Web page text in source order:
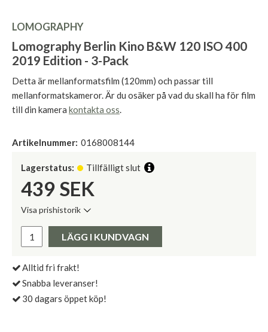
LOMOGRAPHY
Lomography Berlin Kino B&W 120 ISO 400
2019 Edition - 3-Pack
Detta är mellanformatsfilm (120mm) och passar till
mellanformatskameror. Är du osäker på vad du skall ha för film
till din kamera kontakta oss.
Artikelnummer: 0168008144
Lagerstatus: Tillfälligt slut
439 SEK
Visa prishistorik
Pris:
LÄGG I KUNDVAGN
Alltid fri frakt!
Snabba leveranser!
30 dagars öppet köp!